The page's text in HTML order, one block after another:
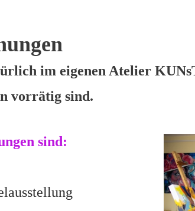
im eigenen Atelier
vorrätig sind.
sind: